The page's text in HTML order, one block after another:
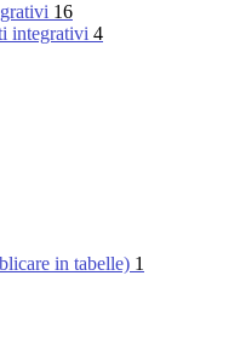
16
integrativi 4
in tabelle) 1